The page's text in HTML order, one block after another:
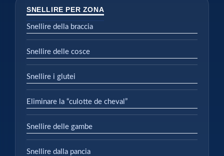
SNELLIRE PER ZONA
Snellire della braccia
Snellire delle cosce
Snellire i glutei
Eliminare la “culotte de cheval”
Snellire delle gambe
Snellire dalla pancia